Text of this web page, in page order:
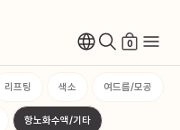
0
리프팅 색소 여드름/모공
항노화수액/기타